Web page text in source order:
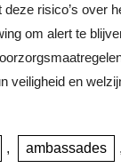
risico’s over
om alert te
veiligheid en
, ambassades ,